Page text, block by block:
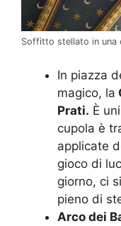
Soffitto stellato in una
In piazza
magico, la
Prati. È
cupola è
applicate
gioco di
giorno, ci
pieno di
Arco dei